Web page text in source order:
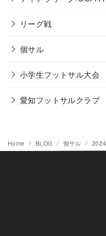
リーグ戦
個サル
小学生フットサル大会
愛知フットサルクラブ
Home BLOG 個サル